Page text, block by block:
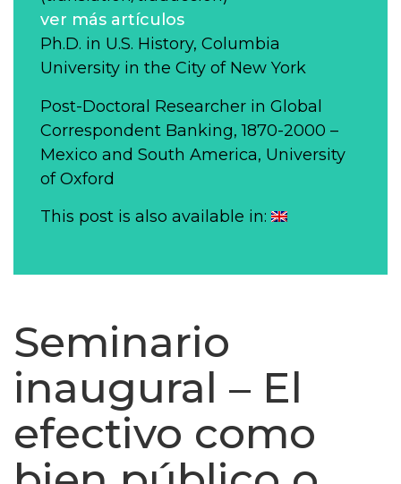
ver más artículos
Ph.D. in U.S. History, Columbia
University in the City of New York
Post-Doctoral Researcher in Global
Correspondent Banking, 1870-2000 –
Mexico and South America, University
of Oxford
This post is also available in:
Seminario
inaugural – El
efectivo como